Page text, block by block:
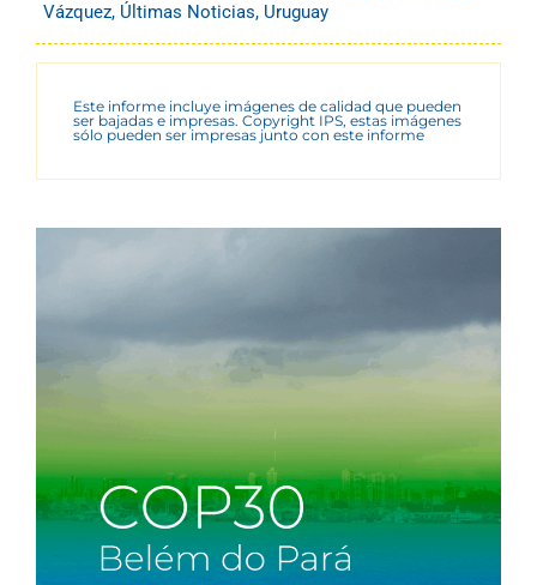
Vázquez, Últimas Noticias, Uruguay
Este informe incluye imágenes de calidad que pueden
ser bajadas e impresas. Copyright IPS, estas imágenes
sólo pueden ser impresas junto con este informe